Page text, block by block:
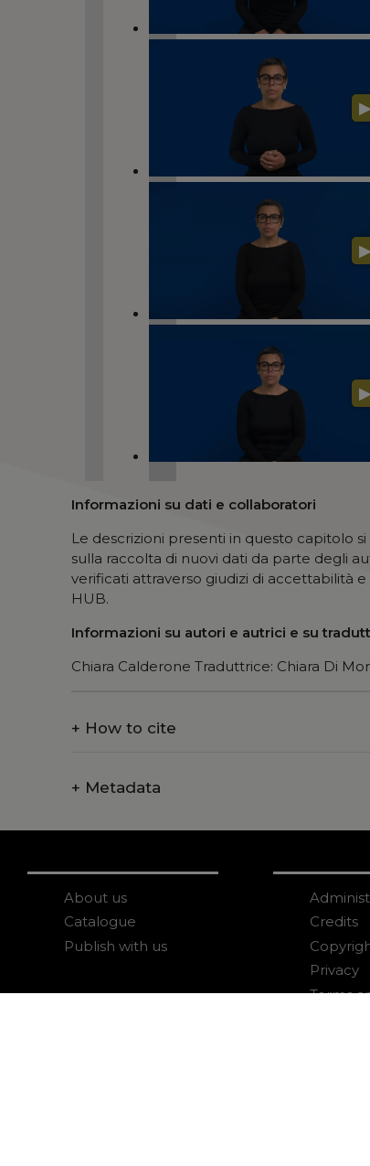
Informazioni su dati e collaboratori
Le descrizioni presenti in questo capitolo
sulla raccolta di nuovi dati da parte degli
verificati attraverso giudizi di accettabilità
HUB.
Informazioni su autori e autrici e su
Chiara Calderone Traduttrice: Chiara Di
+ How to cite
+ Metadata
About us
Catalogue
Publish with us
Credits
Privacy
Terms